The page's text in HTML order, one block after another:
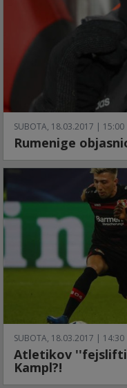
SUBOTA, 18.03.2017 | 15:00
Rumenige
SUBOTA, 18.03.2017 | 14:30
Atletikov
Kampl?!